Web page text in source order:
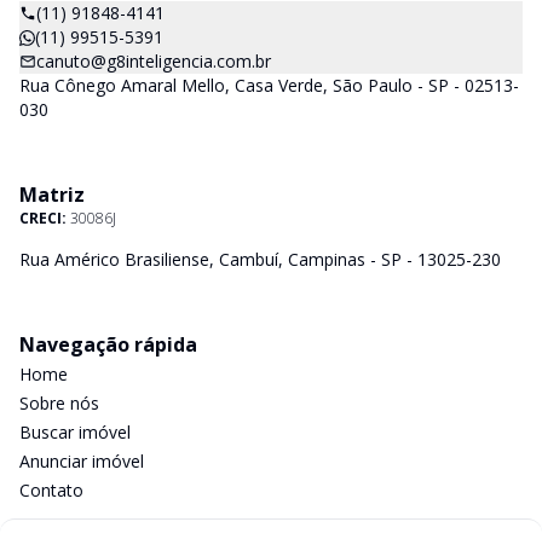
(11) 91848-4141
(11) 99515-5391
canuto@g8inteligencia.com.br
Rua Cônego Amaral Mello, Casa Verde, São Paulo - SP - 02513-
030
Matriz
CRECI: 30086J
Rua Américo Brasiliense, Cambuí, Campinas - SP - 13025-230
Navegação rápida
Home
Sobre nós
Buscar imóvel
Anunciar imóvel
Contato